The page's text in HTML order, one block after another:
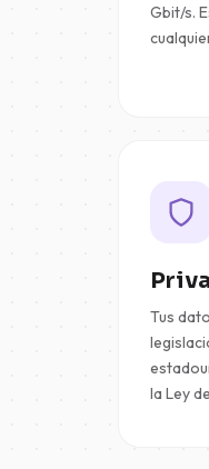
Gbit/s.
Tus
la Ley